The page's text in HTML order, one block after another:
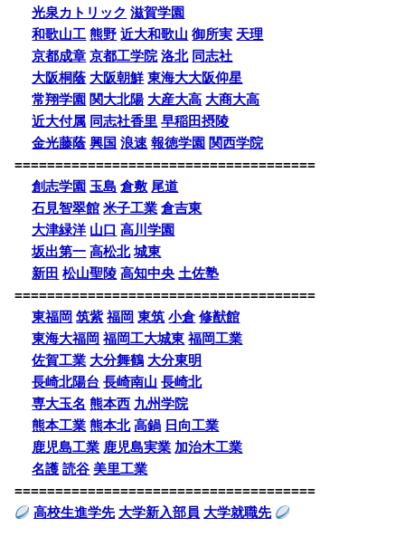
光泉カトリック 滋賀学園
和歌山工 熊野 近大和歌山 御所実 天理
京都成章 京都工学院 洛北 同志社
大阪桐蔭 大阪朝鮮 東海大大阪仰星
常翔学園 関大北陽 大産大高 大商大高
近大付属 同志社香里 早稲田摂陵
金光藤蔭 興国 浪速 報徳学園 関西学院
=====================================
創志学園 玉島 倉敷 尾道
石見智翠館 米子工業 倉吉東
大津緑洋 山口 高川学園
坂出第一 高松北 城東
新田 松山聖陵 高知中央 土佐塾
=====================================
東福岡 筑紫 福岡 東筑 小倉 修猷館
東海大福岡 福岡工大城東 福岡工業
佐賀工業 大分舞鶴 大分東明
長崎北陽台 長崎南山 長崎北
専大玉名 熊本西 九州学院
熊本工業 熊本北 高鍋 日向工業
鹿児島工業 鹿児島実業 加治木工業
名護 読谷 美里工業
=====================================
高校生進学先 大学新入部員 大学就職先